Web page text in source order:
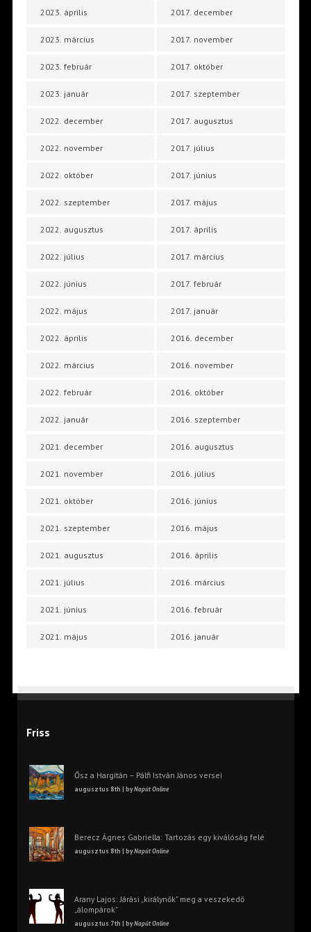
2023. április
2023. március
2023. február
2023. január
2022. december
2022. november
2022. október
2022. szeptember
2022. augusztus
2022. július
2022. június
2022. május
2022. április
2022. március
2022. február
2022. január
2021. december
2021. november
2021. október
2021. szeptember
2021. augusztus
2021. július
2021. június
2021. május
2017. december
2017. november
2017. október
2017. szeptember
2017. augusztus
2017. július
2017. június
2017. május
2017. április
2017. március
2017. február
2017. január
2016. december
2016. november
2016. október
2016. szeptember
2016. augusztus
2016. július
2016. június
2016. május
2016. április
2016. március
2016. február
2016. január
Friss
Ősz a Hargitán – Pálfi István János versei
augusztus 8th | byNapút Online
Berecz Ágnes Gabriella: Tartozás egy kiválóság felé
augusztus 8th | byNapút Online
Arany Lajos: Járási „királynők” meg a veszekedő
„álompárok”
augusztus 7th | byNapút Online